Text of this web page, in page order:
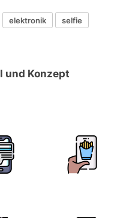
elektronik selfie
und Konzept